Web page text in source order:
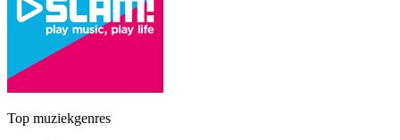
Top muziekgenres